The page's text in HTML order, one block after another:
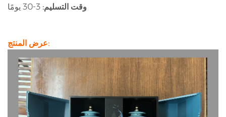
وقت التسليم:
عرض المنتج: